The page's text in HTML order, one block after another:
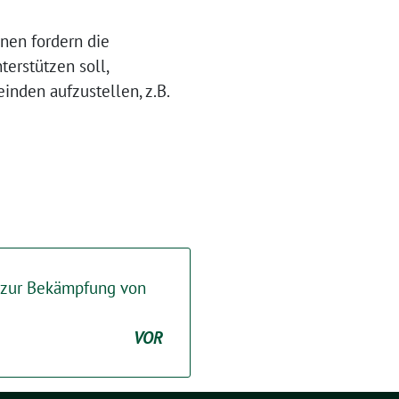
fordern die
soll,
aufzustellen, z.B.
Bekämpfung von
VOR